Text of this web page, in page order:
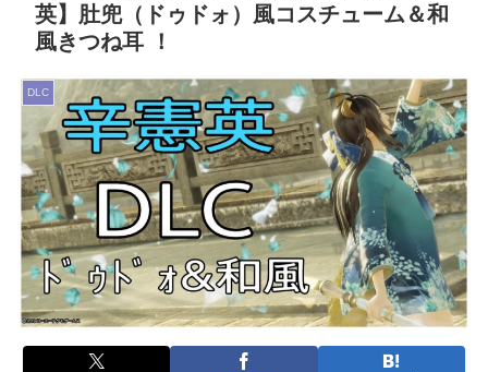
英】肚兜（ドゥドォ）風コスチューム＆和
風きつね耳 ！
DLC